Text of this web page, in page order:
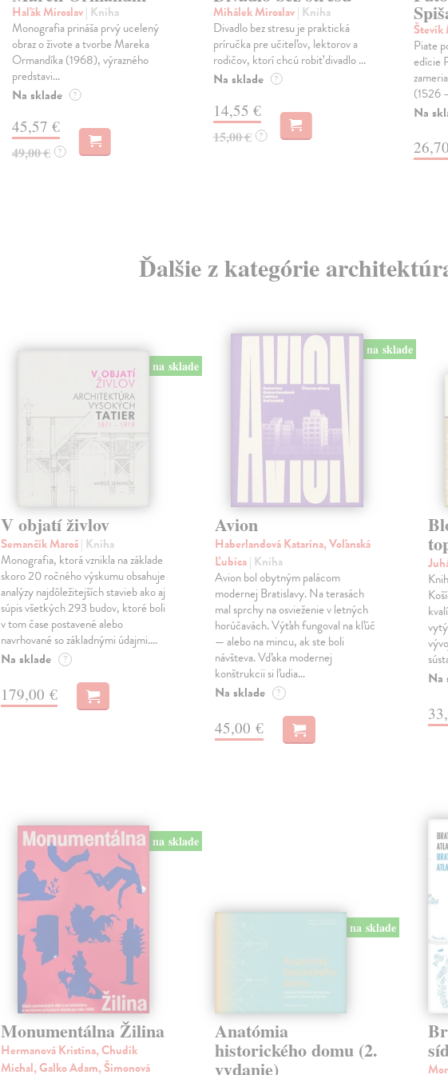
Haľák Miroslav| Kniha
Monografia prináša prvý ucelený
obraz o živote a tvorbe Mareka
Ormandíka (1968), výrazného
predstavi...
Na sklade ?
45,57 €
49,00 € ?
Mihálek Miroslav| Kniha
Divadlo bez stresu je praktická
príručka pre učiteľov, lektorov a
rodičov, ktorí chcú robiť divadlo ...
Na sklade ?
14,55 €
15,00 € ?
Števík
Piate
edície
(1526
Na
Ďalšie z kategórie
na sklade
V objatí živlov
Semančík Maroš| Kniha
Monografia, ktorá vznikla na základe
skoro 20 ročného výskumu obsahuje
analýzy najdôležitejších stavieb ako aj
súpis všetkých 293 budov, ktoré boli
v tom čase postavené alebo
navrhované so základnými údajmi.…
Na sklade ?
179,00 €
na sklade
Avion
Haberlandová Katarína, Voľanská
Ľubica| Kniha
Avion bol obytným palácom
modernej Bratislavy. Na terasách
mal sprchy na osvieženie v letných
horúčavách. Výťah fungoval na kľúč
— alebo na mincu, ak ste boli
návšteva. Vďaka modernej
konštrukcii si ľudia…
Na sklade ?
45,00 €
Na
na sklade
Monumentálna Žilina
Hermanová Kristína, Chudík
Michal, Galko Adam, Šimonová
na sklade
Anatómia
historického domu (2.
vydanie)